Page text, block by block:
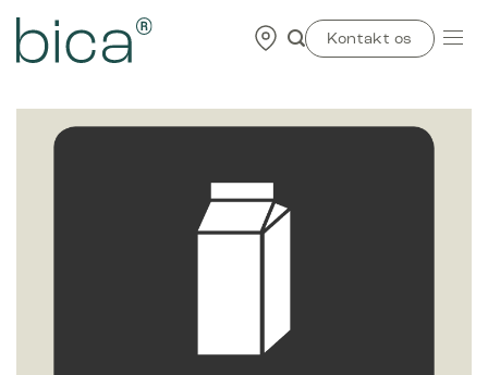
content
Kontakt os